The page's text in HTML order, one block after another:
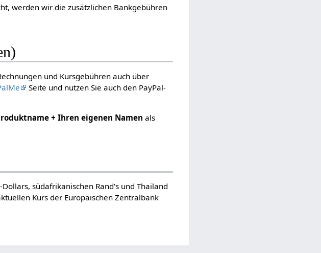
werden wir die zusätzlichen Bankgebühren
und Kursgebühren auch über
Seite und nutzen Sie auch den PayPal-
+ Ihren eigenen Namen als
südafrikanischen Rand's und Thailand
Kurs der Europäischen Zentralbank